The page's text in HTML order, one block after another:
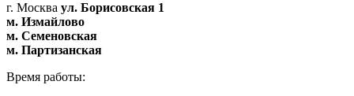
г. Москва ул. Борисовская 1
м. Измайлово
м. Семеновская
м. Партизанская
Время работы: